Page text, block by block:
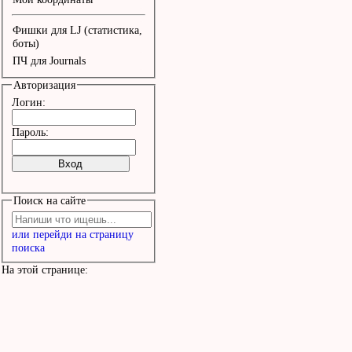
голосов.
    Но один - как птица в
горсти;
    И я сжимаю кулак: " Лети,
мой ангел, лети!"
Фишки для LJ (статистика,
боты)
ПЧ для Journals
Авторизация
Логин:
Пароль:
Поиск на сайте
или перейди на страницу
поиска
На этой странице: